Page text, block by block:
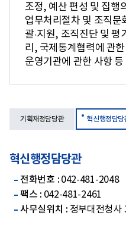
조정, 예산 편성 및 집행
업무처리절차 및 조직문
괄·지원, 조직진단 및 평
리, 국제통계협력에 관
운영기관에 관한 사항 등
기획재정담당관 혁신행정담당
혁신행정담당관
전화번호 : 042-481-2048
팩스 : 042-481-2461
사무실위치 : 정부대전청사